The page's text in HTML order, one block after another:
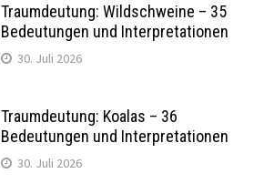
Traumdeutung: Wildschweine – 35
Bedeutungen und Interpretationen
30. Juli 2026
Traumdeutung: Koalas – 36
Bedeutungen und Interpretationen
30. Juli 2026